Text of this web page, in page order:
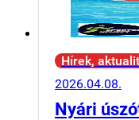
Hírek,
2026.04.08.
Nyári